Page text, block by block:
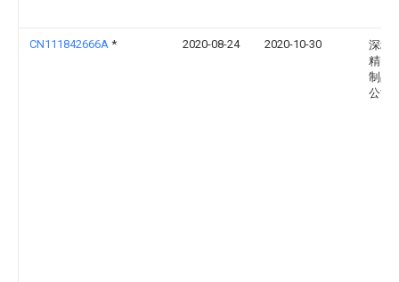
CN111842666A * 2020-08-24 2020-10-30
深圳
精密
制品
公司